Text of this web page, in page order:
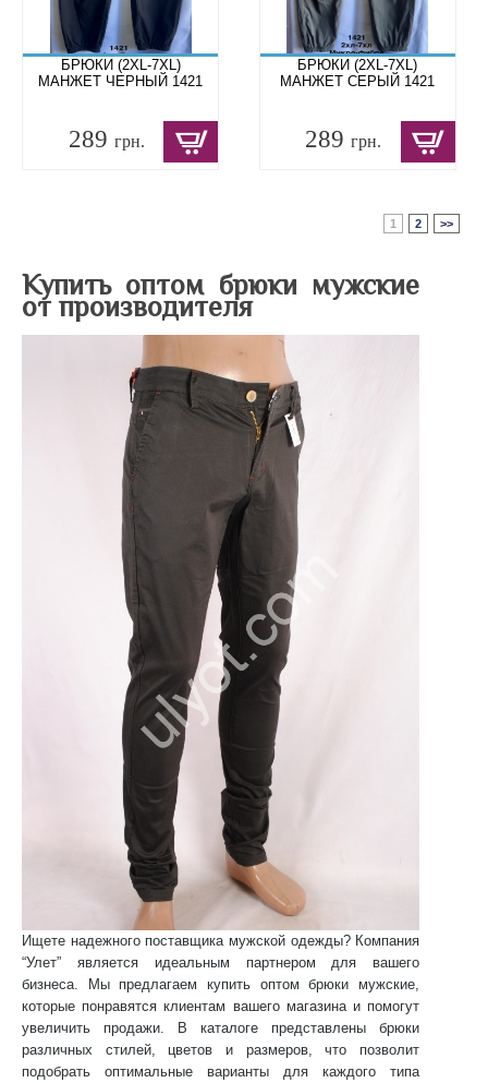
БРЮКИ (2XL-7XL)
МАНЖЕТ ЧЕРНЫЙ 1421
289 грн.
БРЮКИ (2XL-7XL)
МАНЖЕТ СЕРЫЙ 1421
289грн.
1 2 >>
Купить оптом брюки мужские
от производителя
Ищете надежного поставщика мужской одежды? Компания
“Улет” является идеальным партнером для вашего
бизнеса. Мы предлагаемкупить оптом брюки мужские
которые понравятся клиентам вашего магазина и помогут
увеличить продажи. В каталоге представлены брюки
различных стилей, цветов и размеров, что позволит
подобрать оптимальные варианты для каждого типа